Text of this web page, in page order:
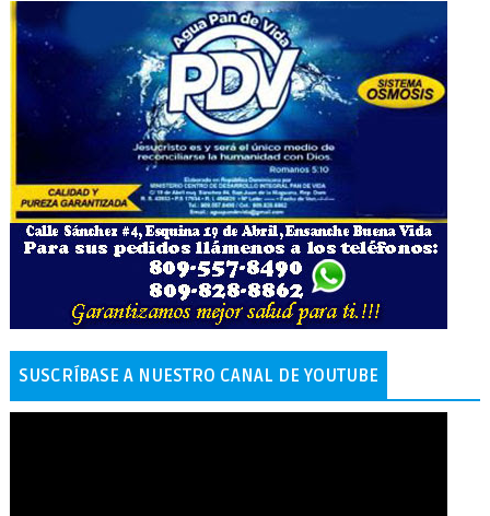
SUSCRÍBASE A NUESTRO CANAL DE YOUTUBE